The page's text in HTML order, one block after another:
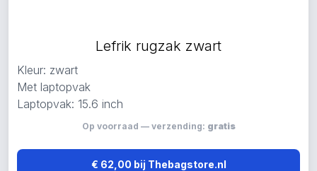
Lefrik rugzak zwart
Kleur: zwart
Met laptopvak
Laptopvak: 15.6 inch
Op voorraad — verzending: gratis
€ 62,00 bij Thebagstore.nl